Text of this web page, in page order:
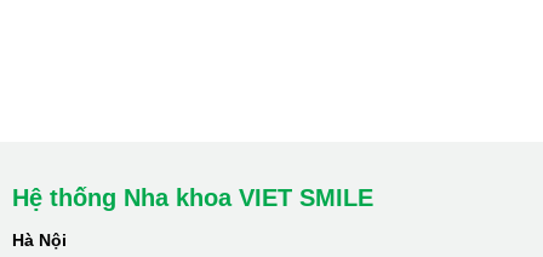
Hệ thống Nha khoa VIET SMILE
Hà Nội